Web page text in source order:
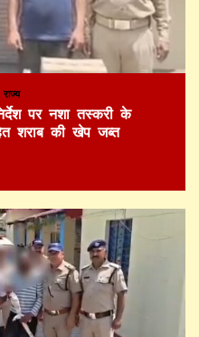
राज्य
पर नशा तस्करी के
शराब की खेप जब्त